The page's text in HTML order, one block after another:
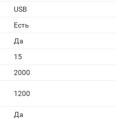
USB
Есть
Да
15
2000
1200
Да